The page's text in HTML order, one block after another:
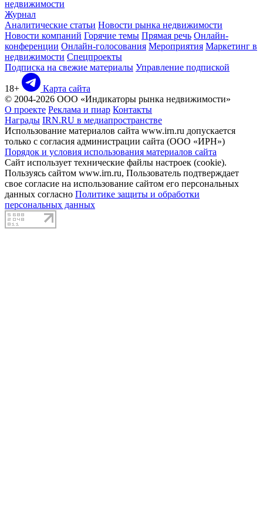
недвижимости
Журнал
Аналитические статьи Новости рынка недвижимости
Новости компаний Горячие темы Прямая речь Онлайн-
конференции Онлайн-голосования Мероприятия Маркетинг в
недвижимости Спецпроекты
Подписка на свежие материалы Управление подпиской
18+
Карта сайта
© 2004-2026 ООО «Индикаторы рынка недвижимости»
О проекте Реклама и пиар Контакты
Награды IRN.RU в медиапространстве
Использование материалов сайта www.irn.ru допускается
только с согласия администрации сайта (ООО «ИРН»)
Порядок и условия использования материалов сайта
Сайт использует технические файлы настроек (cookie).
Пользуясь сайтом www.irn.ru, Пользователь подтверждает
свое согласие на использование сайтом его персональных
данных согласно Политике защиты и обработки
персональных данных